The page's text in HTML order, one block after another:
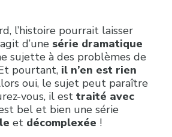
l’histoire pourrait laisser
d’une série dramatique
sujette à des problèmes de
pourtant, il n’en est rien
oui, le sujet peut paraître
vous, il est traité avec
bel et bien une série
et décomplexée !